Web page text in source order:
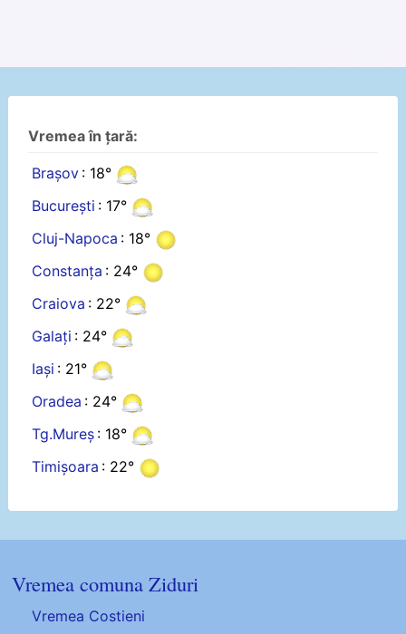
Vremea în țară:
Brașov : 18°
București : 17°
Cluj-Napoca : 18°
Constanța : 24°
Craiova : 22°
Galați : 24°
Iași : 21°
Oradea : 24°
Tg.Mureș : 18°
Timișoara : 22°
Vremea comuna Ziduri
Vremea Costieni